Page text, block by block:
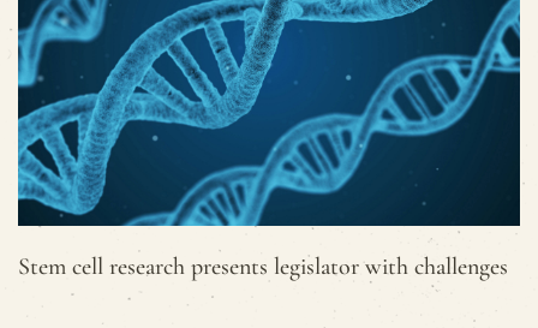
Stem cell research presents legislator with challenges